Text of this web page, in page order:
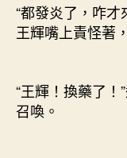
“都發炎了，咋才
王輝嘴上責怪著
“王輝！換藥了
召喚。